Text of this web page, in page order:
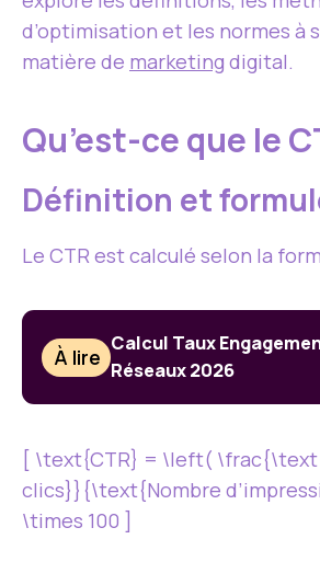
d’optimisation et les normes à
matière de marketingdigital.
Qu’est-ce que le
Définition et
Le CTR est calculé selon la
À lire
Calcul Taux
Réseaux 2026
[ \text{CTR} = \left(
clics}}{\text{Nombre
\times 100 ]